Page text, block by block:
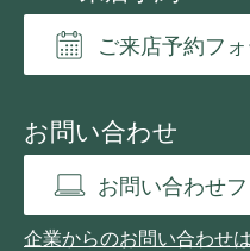
ご来店予約フ
お問い合わせ
お問い合わせ
企業からのお問い合わせ